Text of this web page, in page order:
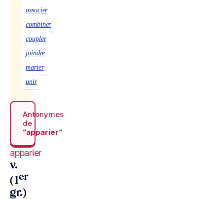
associer
combiner
coupler
joindre
marier
unir
Antonymes
de
“apparier“
apparier
v.
(1er
gr.)